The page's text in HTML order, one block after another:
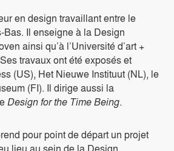
en design travaillant entre le
Il enseigne à la Design
ainsi qu’à l’Université d’art +
travaux ont été exposés et
(US), Het Nieuwe Instituut (NL), le
(FI). Il dirige aussi la
Design for the Time Being.
pour point de départ un projet